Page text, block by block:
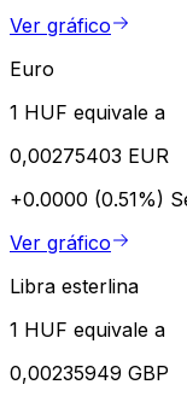
Ver gráfico
Euro
1 HUF equivale a
0,00275403 EUR
+0.0000 (0.51%)
Ver gráfico
Libra esterlina
1 HUF equivale a
0,00235949 GBP